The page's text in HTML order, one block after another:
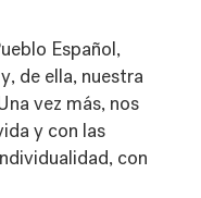
Español,
de ella, nuestra
vez más, nos
y con las
con